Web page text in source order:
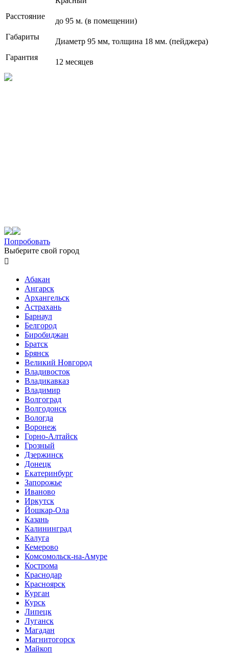
Расстояние
до 95 м. (в помещении)
Габариты
Диаметр 95 мм, толщина 18 мм. (пейджера)
Гарантия
12 месяцев
Попробовать
Выберите свой город

Абакан
Ангарск
Архангельск
Астрахань
Барнаул
Белгород
Биробиджан
Братск
Брянск
Великий Новгород
Владивосток
Владикавказ
Владимир
Волгоград
Волгодонск
Вологда
Воронеж
Горно-Алтайск
Грозный
Дзержинск
Донецк
Екатеринбург
Запорожье
Иваново
Иркутск
Йошкар-Ола
Казань
Калининград
Калуга
Кемерово
Комсомольск-на-Амуре
Кострома
Краснодар
Красноярск
Курган
Курск
Липецк
Луганск
Магадан
Магнитогорск
Майкоп